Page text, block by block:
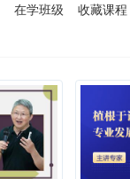
在学班级 收藏课程